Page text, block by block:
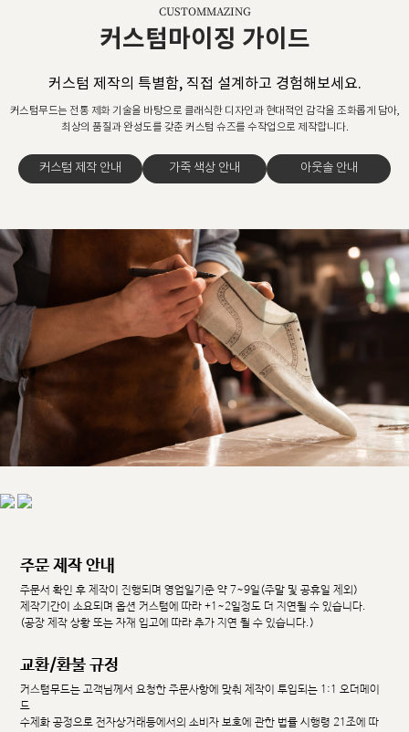
CUSTOMMAZING
커스텀마이징 가이드
커스텀 제작의 특별함, 직접 설계하고 경험해보세요.
커스텀무드는 전통 제화 기술을 바탕으로 클래식한 디자인과 현대적인 감각을 조화롭게 담아,
최상의 품질과 완성도를 갖춘 커스텀 슈즈를 수작업으로 제작합니다.
커스텀 제작 안내 가죽 색상 안내 아웃솔 안내
주문 제작 안내
주문서 확인 후 제작이 진행되며 영업일기준 약 7~9일(주말 및 공휴일 제외)
제작기간이 소요되며 옵션 커스텀에 따라 +1~2일정도 더 지연될 수 있습니다.
(공장 제작 상황 또는 자재 입고에 따라 추가 지연 될 수 있습니다.)
교환/환불 규정
커스텀무드는 고객님께서 요청한 주문사항에 맞춰 제작이 투입되는 1:1 오더메이
드
수제화 공정으로 전자상거래등에서의 소비자 보호에 관한 법률 시행령 21조에 따